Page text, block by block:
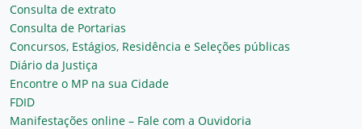
Consulta de extrato
Consulta de Portarias
Concursos, Estágios, Residência e Seleções públicas
Diário da Justiça
Encontre o MP na sua Cidade
FDID
Manifestações online – Fale com a Ouvidoria